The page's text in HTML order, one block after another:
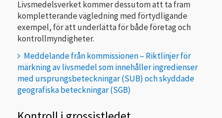
Livsmedelsverket kommer dessutom att ta fram
kompletterande vägledning med förtydligande
exempel, för att underlätta för både företag och
kontrollmyndigheter.
Meddelande från kommissionen – Riktlinjer för
märkning av livsmedel som innehåller ingredienser
med ursprungsbeteckningar (SUB) och skyddade
geografiska beteckningar (SGB)